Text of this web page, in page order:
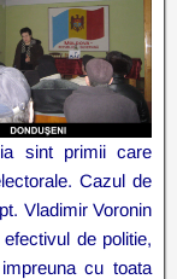
sint primii care
Cazul de
Vladimir Voronin
de politie,
cu toata